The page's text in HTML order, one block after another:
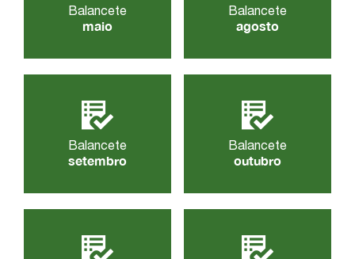
Balancete
maio
Balancete
agosto
Balancete
setembro
Balancete
outubro